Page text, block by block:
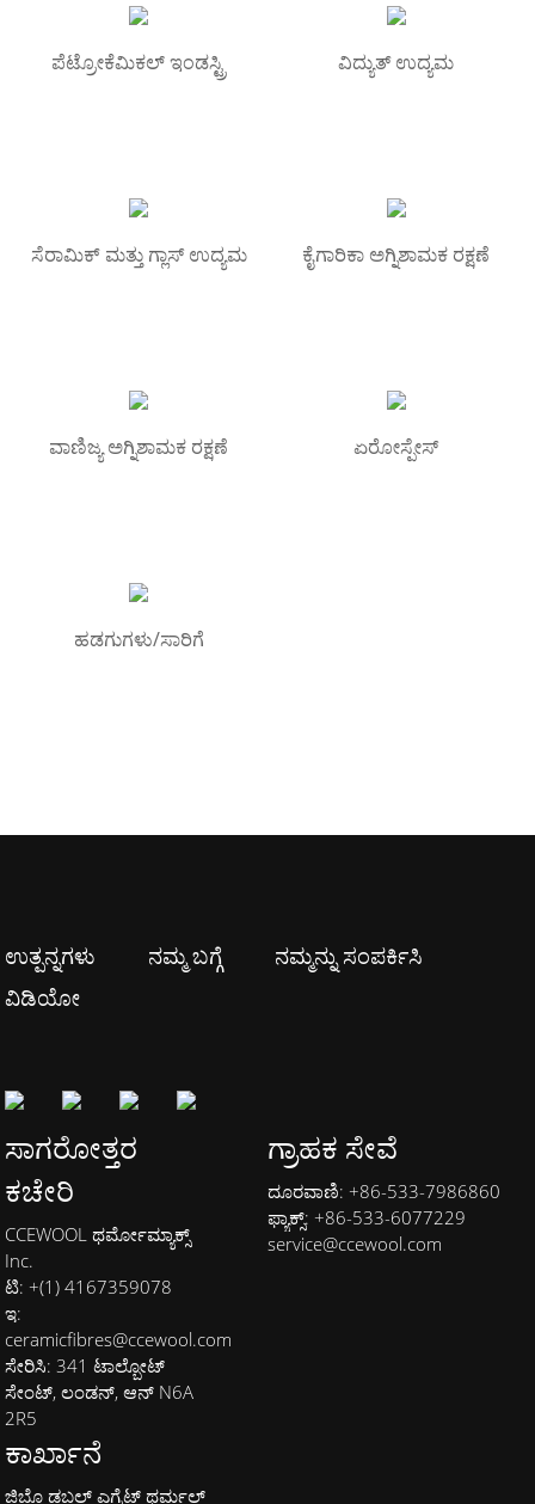
ಪೆಟ್ರೋಕೆಮಿಕಲ್ ಇಂಡಸ್ಟ್ರಿ ವಿದ್ಯುತ್ ಉದ್ಯಮ
ಸೆರಾಮಿಕ್ ಮತ್ತು ಗ್ಲಾಸ್ ಉದ್ಯಮ ಕೈಗಾರಿಕಾ ಅಗ್ನಿಶಾಮಕ ರಕ್ಷಣೆ
ವಾಣಿಜ್ಯ ಅಗ್ನಿಶಾಮಕ ರಕ್ಷಣೆ ಏರೋಸ್ಪೇಸ್
ಹಡಗುಗಳು/ಸಾರಿಗೆ
ಉತ್ಪನ್ನಗಳು ನಮ್ಮ ಬಗ್ಗೆ
ನಮ್ಮನ್ನು ಸಂಪರ್ಕಿಸಿ
ವಿಡಿಯೋ
ಸಾಗರೋತ್ತರ
ಕಚೇರಿ
CCEWOOL ಥರ್ಮೋಮ್ಯಾಕ್ಸ್
Inc.
ಟಿ: +(1) 4167359078
ಇ:
ceramicfibres@ccewool.com
ಸೇರಿಸಿ: 341 ಟಾಲ್ಬೋಟ್
ಸೇಂಟ್, ಲಂಡನ್, ಆನ್ N6A
2R5
ಗ್ರಾಹಕ ಸೇವೆ
ದೂರವಾಣಿ: +86-533-7986860
ಫ್ಯಾಕ್ಸ್: +86-533-6077229
service@ccewool.com
ಕಾರ್ಖಾನೆ
ಜಿಬೊ ಡಬಲ್ ಎಗ್ರೆಟ್ ಥರ್ಮಲ್